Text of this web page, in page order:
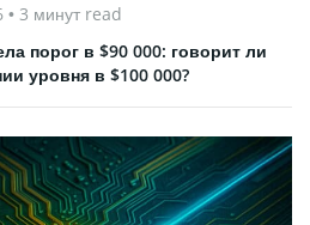
• 3 минут read
порог в $90 000: говорит ли
уровня в $100 000?